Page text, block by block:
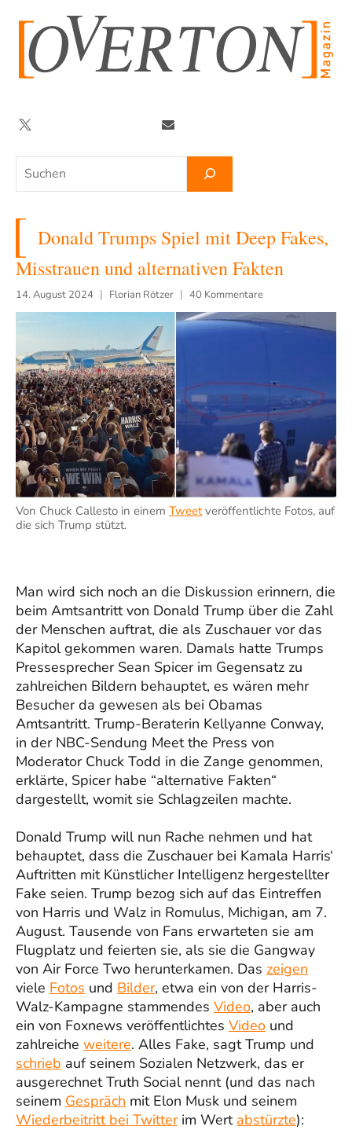
springen
Suchen
Twitter TelegramNewsletter
Donald Trumps Spiel mit Deep Fakes,
Misstrauen und alternativen Fakten
14. August 2024 Florian Rötzer 40 Kommentare
Von Chuck Callesto in einem Tweetveröffentlichte Fotos, auf
die sich Trump stützt.
Man wird sich noch an die Diskussion erinnern, die
beim Amtsantritt von Donald Trump über die Zahl
der Menschen auftrat, die als Zuschauer vor das
Kapitol gekommen waren. Damals hatte Trumps
Pressesprecher Sean Spicer im Gegensatz zu
zahlreichen Bildern behauptet, es wären mehr
Besucher da gewesen als bei Obamas
Amtsantritt. Trump-Beraterin Kellyanne Conway,
in der NBC-Sendung Meet the Press von
Moderator Chuck Todd in die Zange genommen,
erklärte, Spicer habe “alternative Fakten“
dargestellt, womit sie Schlagzeilen machte.
Donald Trump will nun Rache nehmen und hat
behauptet, dass die Zuschauer bei Kamala Harris‘
Auftritten mit Künstlicher Intelligenz hergestellter
Fake seien. Trump bezog sich auf das Eintreffen
von Harris und Walz in Romulus, Michigan, am 7.
August. Tausende von Fans erwarteten sie am
Flugplatz und feierten sie, als sie die Gangway
von Air Force Two herunterkamen. Das zeigen
viele Fotos und Bilder, etwa ein von der Harris-
Walz-Kampagne stammendes Video, aber auch
ein von Foxnews veröffentlichtes Video und
zahlreiche weitere. Alles Fake, sagt Trump und
schrieb auf seinem Sozialen Netzwerk, das er
ausgerechnet Truth Social nennt (und das nach
seinem Gespräch mit Elon Musk und seinem
Wiederbeitritt bei Twitterim Wert abstürzte):